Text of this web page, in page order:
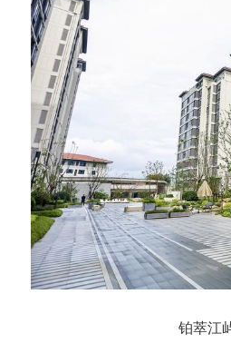
铂萃江